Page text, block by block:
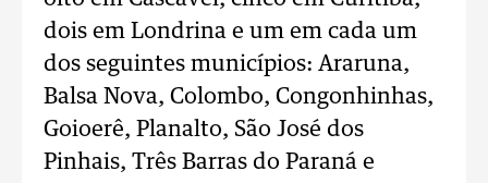
dois em Londrina e um em cada um
dos seguintes municípios: Araruna,
Balsa Nova, Colombo, Congonhinhas,
Goioerê, Planalto, São José dos
Pinhais, Três Barras do Paraná e